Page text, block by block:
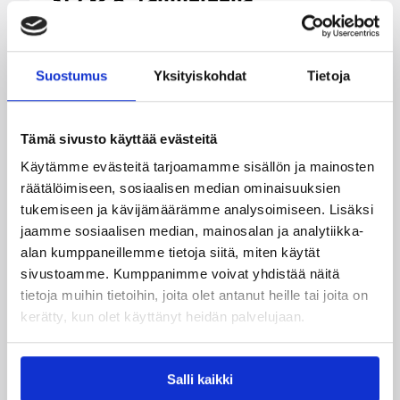
Suostumus Yksityiskohdat Tietoja
Tämä sivusto käyttää evästeitä
Käytämme evästeitä tarjoamamme sisällön ja mainosten
räätälöimiseen, sosiaalisen median ominaisuuksien
tukemiseen ja kävijämäärämme analysoimiseen. Lisäksi
jaamme sosiaalisen median, mainosalan ja analytiikka-
alan kumppaneillemme tietoja siitä, miten käytät
sivustoamme. Kumppanimme voivat yhdistää näitä
tietoja muihin tietoihin, joita olet antanut heille tai joita on
kerätty, kun olet käyttänyt heidän palvelujaan.
Salli kaikki
Koripallon kansainvälinen turnaus Delfin Basket
pelataan Tampereella tänä viikonloppuna.
Järjestyksessään 39. turnaus kerää yhteen 200
joukkuetta ja tuhansia koripallon ystäviä niin